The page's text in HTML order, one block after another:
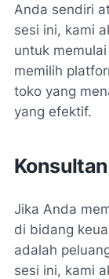
Anda sendiri
sesi ini, kami
untuk
memilih
toko yang
yang efektif.
Jika Anda
di bidang
adalah
sesi ini, kami